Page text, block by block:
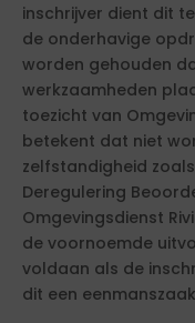
inschrijver dient dit
de onderhavige
worden gehouden
werkzaamheden
toezicht van
betekent dat niet
zelfstandigheid
Deregulering
Omgevingsdienst
de voornoemde
voldaan als de
dit een